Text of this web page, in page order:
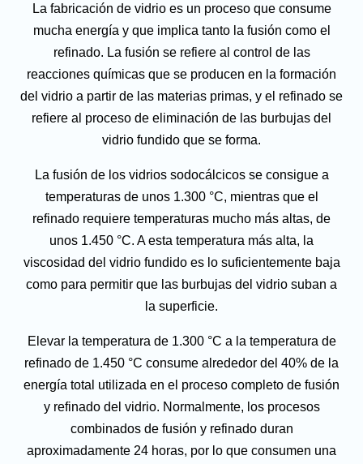
La fabricación de vidrio es un proceso que consume
mucha energía y que implica tanto la fusión como el
refinado. La fusión se refiere al control de las
reacciones químicas que se producen en la formación
del vidrio a partir de las materias primas, y el refinado se
refiere al proceso de eliminación de las burbujas del
vidrio fundido que se forma.
La fusión de los vidrios sodocálcicos se consigue a
temperaturas de unos 1.300 °C, mientras que el
refinado requiere temperaturas mucho más altas, de
unos 1.450 °C. A esta temperatura más alta, la
viscosidad del vidrio fundido es lo suficientemente baja
como para permitir que las burbujas del vidrio suban a
la superficie.
Elevar la temperatura de 1.300 °C a la temperatura de
refinado de 1.450 °C consume alrededor del 40% de la
energía total utilizada en el proceso completo de fusión
y refinado del vidrio. Normalmente, los procesos
combinados de fusión y refinado duran
aproximadamente 24 horas, por lo que consumen una